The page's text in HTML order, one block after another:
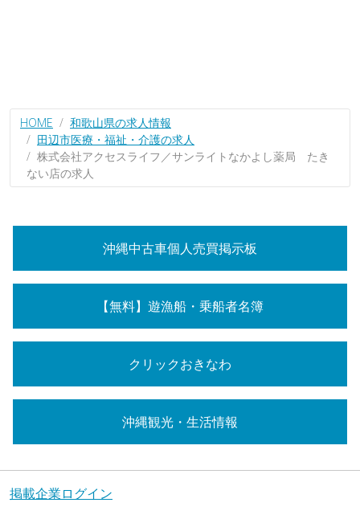
HOME
和歌山県の求人情報
田辺市医療・福祉・介護の求人
株式会社アクセスライフ／サンライトなかよし薬局 たき
ない店の求人
沖縄中古車個人売買掲示板
【無料】遊漁船・乗船者名簿
クリックおきなわ
沖縄観光・生活情報
掲載企業ログイン